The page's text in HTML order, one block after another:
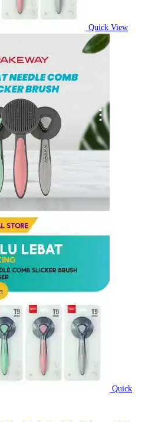
Quick View
Quick